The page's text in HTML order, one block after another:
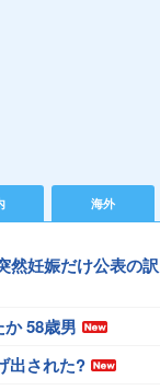
海外
然妊娠だけ公表の訳
58歳男
出された?